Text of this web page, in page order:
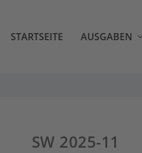
STARTSEITE AUSGABEN
SW 2025-11